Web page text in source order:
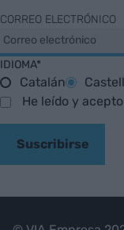
CORREO ELECTRÓNICO
IDIOMA*
Catalán
He leído y
Suscribirse